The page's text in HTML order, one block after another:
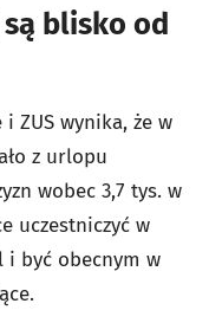
blisko od
ZUS wynika, że w
z urlopu
wobec 3,7 tys. w
uczestniczyć w
i być obecnym w